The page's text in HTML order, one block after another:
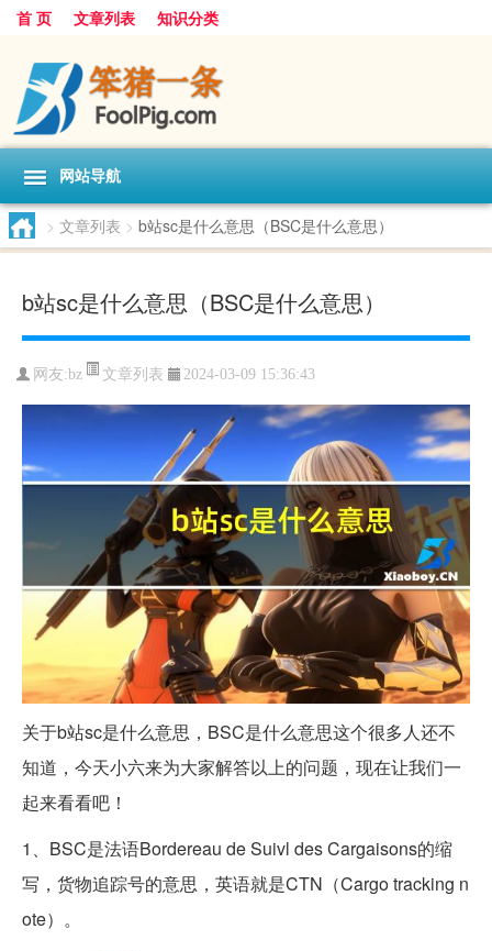
首 页 文章列表 知识分类
网站导航
> 文章列表 > b站sc是什么意思（BSC是什么意思）
b站sc是什么意思（BSC是什么意思）
网友:bz 文章列表 2024-03-09 15:36:43
关于b站sc是什么意思，BSC是什么意思这个很多人还不
知道，今天小六来为大家解答以上的问题，现在让我们一
起来看看吧！
1、BSC是法语Bordereau de Suivl des Cargaisons的缩
写，货物追踪号的意思，英语就是CTN（Cargo tracking n
ote）。